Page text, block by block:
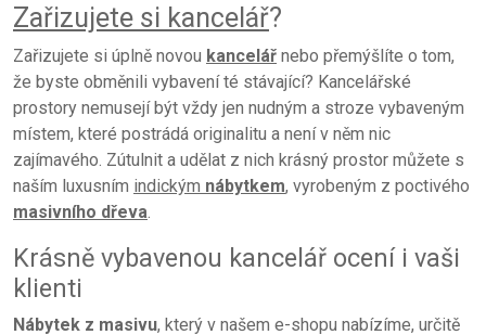
Zařizujete si kancelář?
Zařizujete si úplně novou kancelář nebo přemýšlíte o tom,
že byste obměnili vybavení té stávající? Kancelářské
prostory nemusejí být vždy jen nudným a stroze vybaveným
místem, které postrádá originalitu a není v něm nic
zajímavého. Zútulnit a udělat z nich krásný prostor můžete s
naším luxusním indickým nábytkem, vyrobeným z poctivého
masivního dřeva
Krásně vybavenou kancelář ocení i vaši
klienti
Nábytek z masivu, který v našem e-shopu nabízíme, určitě